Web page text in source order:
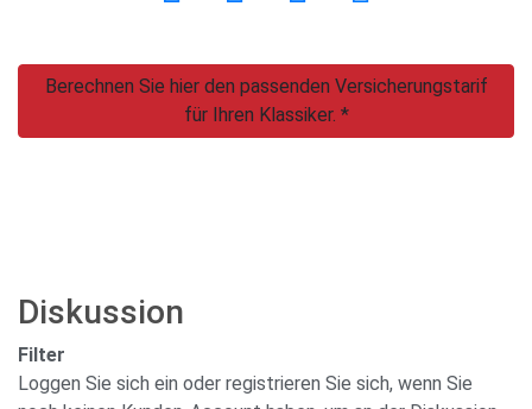
Berechnen Sie hier den passenden Versicherungstarif
für Ihren Klassiker. *
Diskussion
Filter
Loggen Sie sich ein oder registrieren Sie sich, wenn Sie